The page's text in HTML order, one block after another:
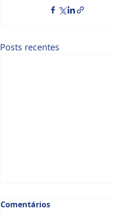
Posts recentes
Comentários